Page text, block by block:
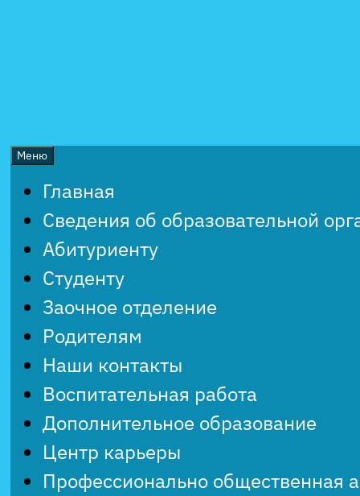
Меню
Главная
Сведения об образовательной
Абитуриенту
Студенту
Заочное отделение
Родителям
Наши контакты
Воспитательная работа
Дополнительное образование
Центр карьеры
Профессионально общественная